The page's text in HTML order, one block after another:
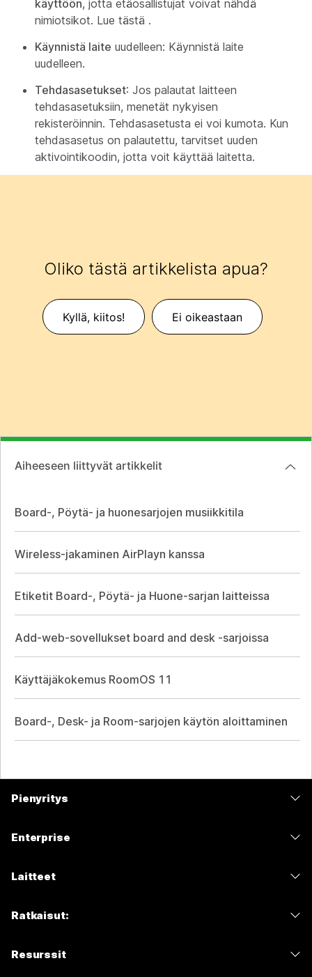
käyttöön, jotta etäosallistujat voivat nähdä
nimiotsikot. Lue tästä .
Käynnistä laite uudelleen: Käynnistä laite
uudelleen.
Tehdasasetukset: Jos palautat laitteen
tehdasasetuksiin, menetät nykyisen
rekisteröinnin. Tehdasasetusta ei voi kumota. Kun
tehdasasetus on palautettu, tarvitset uuden
aktivointikoodin, jotta voit käyttää laitetta.
Oliko tästä artikkelista apua?
Kyllä, kiitos! Ei oikeastaan
Aiheeseen liittyvät artikkelit
Board-, Pöytä- ja huonesarjojen musiikkitila
Wireless-jakaminen AirPlayn kanssa
Etiketit Board-, Pöytä- ja Huone-sarjan laitteissa
Add-web-sovellukset board and desk -sarjoissa
Käyttäjäkokemus RoomOS 11
Board-, Desk- ja Room-sarjojen käytön aloittaminen
Pienyritys
Enterprise
Laitteet
Ratkaisut:
Resurssit